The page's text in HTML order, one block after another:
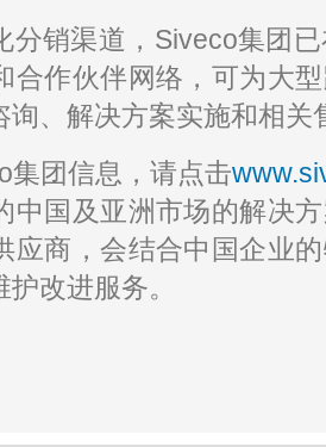
分销渠道，Siveco集团
合作伙伴网络，可为大
询、解决方案实施和相关
集团信息，请点击
中国及亚洲市场的解决
应商，会结合中国企业
改进服务。